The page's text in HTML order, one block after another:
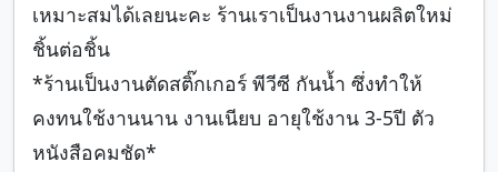
เหมาะสมได้เลยนะคะ ร้านเราเป็นงานงานผลิตใหม่
ชิ้นต่อชิ้น
*ร้านเป็นงานตัดสติ๊กเกอร์ พีวีซี กันน้ำ ซึ่งทำให้
คงทนใช้งานนาน งานเนียบ อายุใช้งาน 3-5ปี ตัว
หนังสือคมชัด*